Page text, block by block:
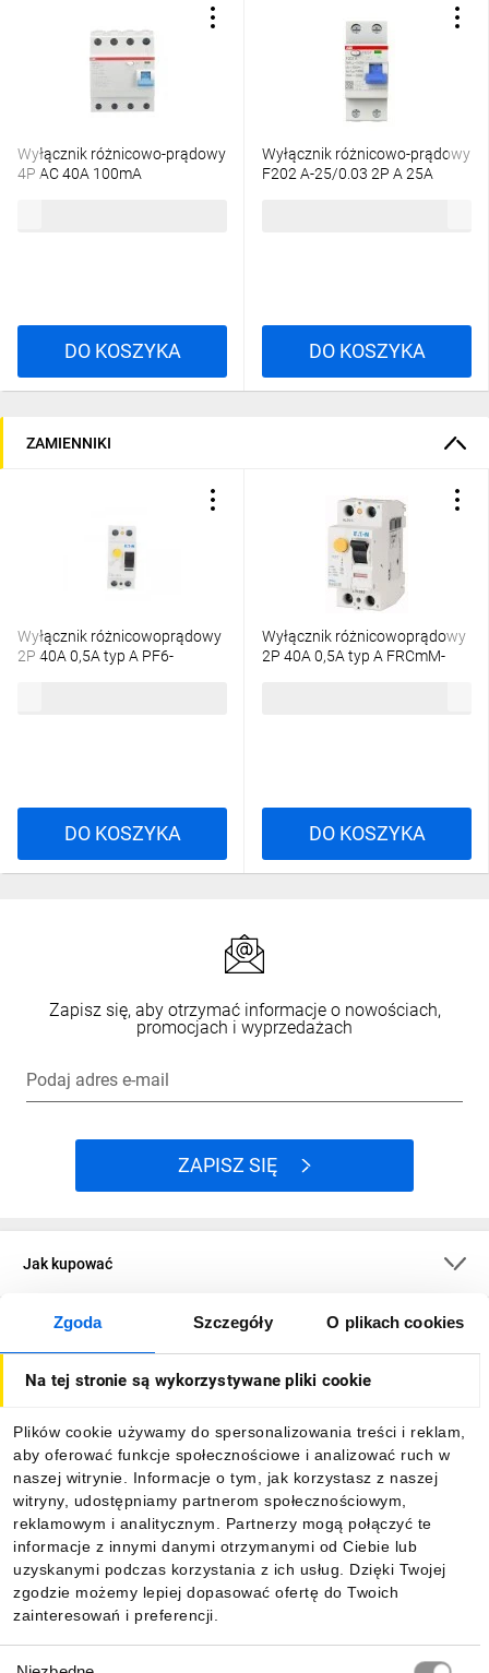
Zgoda Szczegóły O plikach cookies
Na tej stronie są wykorzystywane pliki cookie
Plików cookie używamy do spersonalizowania treści i reklam,
aby oferować funkcje społecznościowe i analizować ruch w
naszej witrynie. Informacje o tym, jak korzystasz z naszej
witryny, udostępniamy partnerom społecznościowym,
reklamowym i analitycznym. Partnerzy mogą połączyć te
informacje z innymi danymi otrzymanymi od Ciebie lub
uzyskanymi podczas korzystania z ich usług. Dzięki Twojej
zgodzie możemy lepiej dopasować ofertę do Twoich
zainteresowań i preferencji.
Wyłącznik różnicowo-prądowy
4P AC 40A 100mA
DO KOSZYKA
Wyłącznik różnicowo-prądowy
F202 A-25/0.03 2P A 25A
DO KOSZYKA
ZAMIENNIKI
Wyłącznik różnicowoprądowy
2P 40A 0,5A typ A PF6-
DO KOSZYKA
Wyłącznik różnicowoprądowy
2P 40A 0,5A typ A FRCmM-
DO KOSZYKA
Zapisz się, aby otrzymać informacje o nowościach,
promocjach i wyprzedażach
Podaj adres e-mail
ZAPISZ SIĘ
Jak kupować
O firmie
Informacje
Pobierz naszą aplikację mobilną: